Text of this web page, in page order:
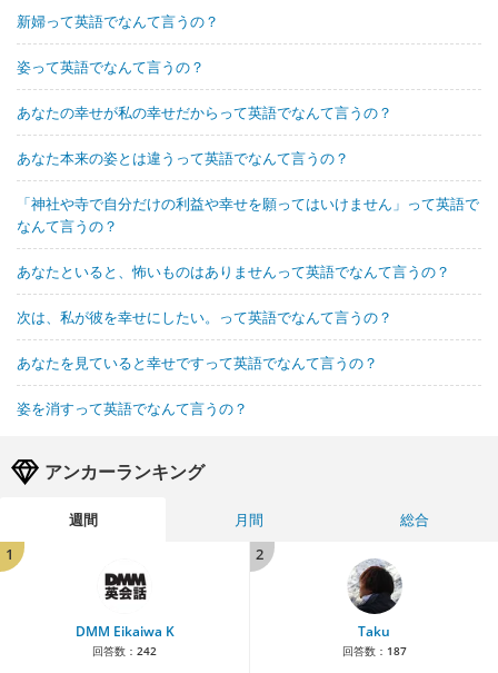
新婦って英語でなんて言うの？
姿って英語でなんて言うの？
あなたの幸せが私の幸せだからって英語でなんて言うの？
あなた本来の姿とは違うって英語でなんて言うの？
「神社や寺で自分だけの利益や幸せを願ってはいけません」って英語で
なんて言うの？
あなたといると、怖いものはありませんって英語でなんて言うの？
次は、私が彼を幸せにしたい。って英語でなんて言うの？
あなたを見ていると幸せですって英語でなんて言うの？
姿を消すって英語でなんて言うの？
アンカーランキング
週間 月間
総合
1
DMM Eikaiwa K
回答数： 242
2
Taku
回答数： 187